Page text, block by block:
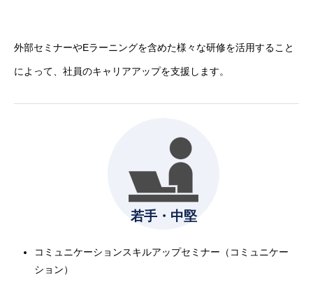
外部セミナーやEラーニングを含めた様々な研修を活用すること
によって、社員のキャリアアップを支援します。
若手・中堅
コミュニケーションスキルアップセミナー（コミュニケー
ション）